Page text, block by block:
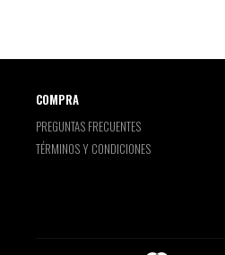
COMPRA
PREGUNTAS FRECUENTES
TÉRMINOS Y CONDICIONES